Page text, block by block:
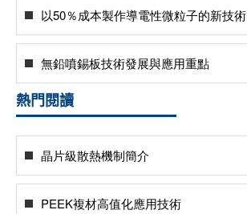
以50％成本製作導電性微粒子的新技術
無鉛噴錫板技術發展與應用重點
熱門閱讀
晶片級散熱機制簡介
PEEK複材高值化應用技術